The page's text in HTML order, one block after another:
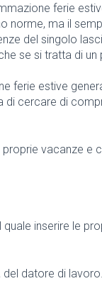
ferie
norme, ma il
del singolo
se si tratta di un
ferie estive
di cercare di
vacanze e
inserire le
del datore di lavoro.